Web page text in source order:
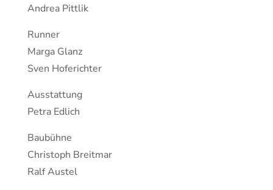
Andrea Pittlik
Runner
Marga Glanz
Sven Hoferichter
Ausstattung
Petra Edlich
Baubühne
Christoph Breitmar
Ralf Austel